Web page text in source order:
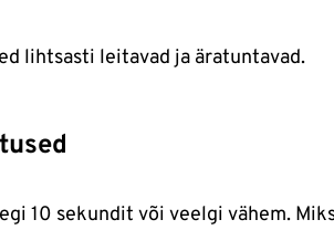
lihtsasti leitavad ja äratuntavad.
10 sekundit või veelgi vähem.